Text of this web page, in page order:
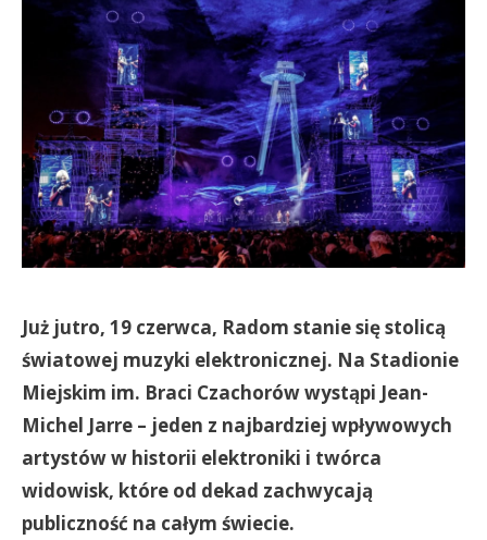
Już jutro, 19 czerwca, Radom stanie się stolicą
światowej muzyki elektronicznej. Na Stadionie
Miejskim im. Braci Czachorów wystąpi Jean-
Michel Jarre – jeden z najbardziej wpływowych
artystów w historii elektroniki i twórca
widowisk, które od dekad zachwycają
publiczność na całym świecie.